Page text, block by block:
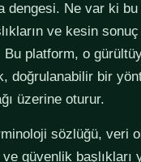
dengesi. Ne var ki
ve kesin sonuç
Bu platform, o
doğrulanabilir bir
üzerine oturur.
sözlüğü, veri
güvenlik başlıkları